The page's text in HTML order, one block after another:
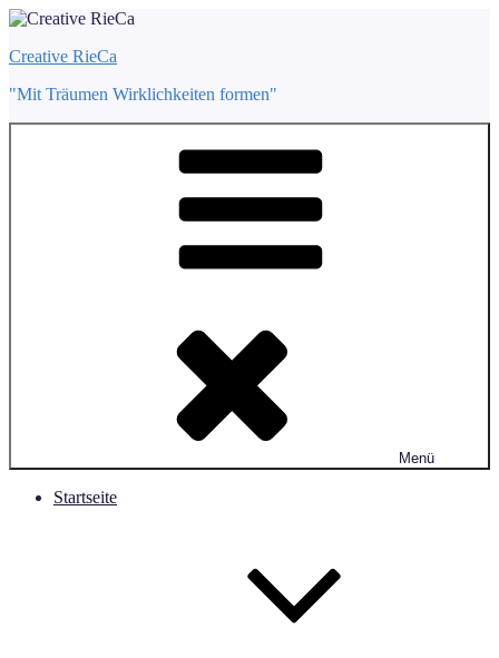
Zum
springen
Creative RieCa
"Mit Träumen Wirklichkeiten formen"
Menü
Startseite